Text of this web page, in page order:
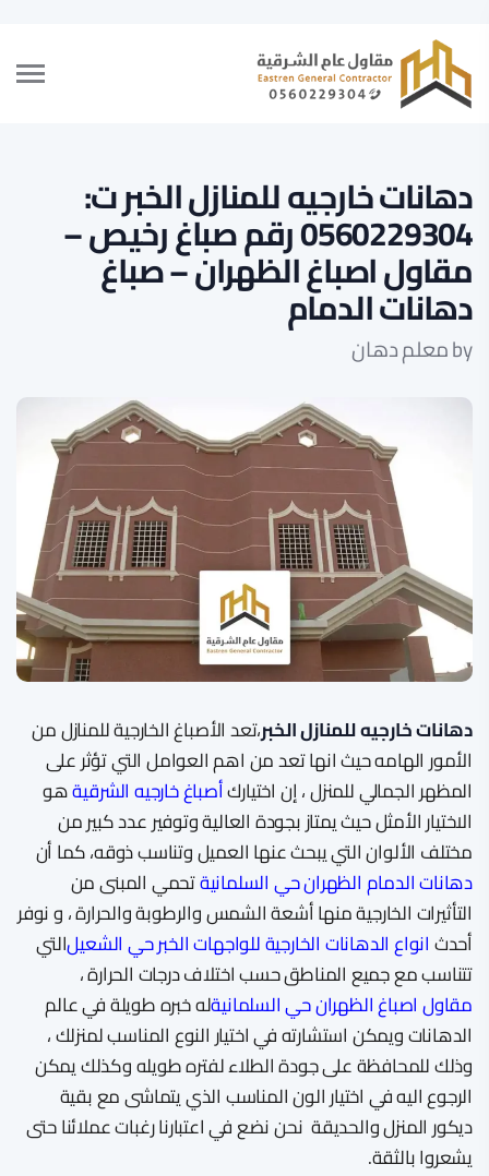
دهانات خارجيه للمنازل الخبر ت:
0560229304 رقم صباغ رخيص –
مقاول اصباغ الظهران – صباغ
دهانات الدمام
byمعلم دهان
دهانات خارجيه للمنازل الخبر،تعد الأصباغ الخارجية للمنازل من
الأمور الهامه حيث انها تعد من اهم العوامل التي تؤثر على
المظهر الجمالي للمنزل ، إن اختياركأصباغ خارجيه الشرقيةهو
الاختيار الأمثل حيث يمتاز بجودة العالية وتوفير عدد كبير من
مختلف الألوان التي يبحث عنها العميل وتناسب ذوقه، كما أن
دهانات الدمام الظهران حي السلمانيةتحمي المبنى من
التأثيرات الخارجية منها أشعة الشمس والرطوبة والحرارة ، و نوفر
أحدثانواع الدهانات الخارجية للواجهات الخبر حي الشعيلالتي
تتناسب مع جميع المناطق حسب اختلاف درجات الحرارة ،
مقاول اصباغ الظهران حي السلمانيةله خبره طويلة في عالم
الدهانات ويمكن استشارته في اختيار النوع المناسب لمنزلك ،
وذلك للمحافظة على جودة الطلاء لفتره طويله وكذلك يمكن
الرجوع اليه في اختيار الون المناسب الذي يتماشى مع بقية
ديكور المنزل والحديقة نحن نضع في اعتبارنا رغبات عملائنا حتى
يشعروا بالثقة.